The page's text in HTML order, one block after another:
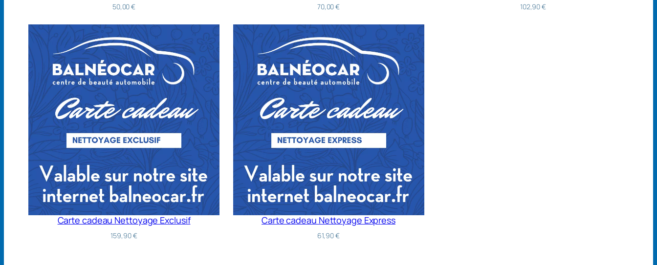
50,00€ 70,00€ 102,90€
Carte cadeau Nettoyage Exclusif
159,90€
Carte cadeau Nettoyage Express
61,90€